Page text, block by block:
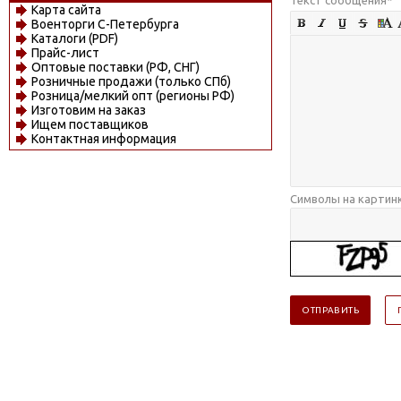
Карта сайта
Военторги С-Петербурга
Каталоги (PDF)
Прайс-лист
Оптовые поставки (РФ, СНГ)
Розничные продажи (только СПб)
Розница/мелкий опт (регионы РФ)
Изготовим на заказ
Ищем поставщиков
Контактная информация
Символы на